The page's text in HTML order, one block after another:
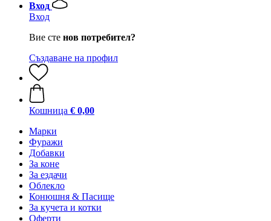
Вход
Вход
Вие сте нов потребител?
Създаване на профил
Кошница € 0,00
Марки
Фуражи
Добавки
За коне
За ездачи
Облекло
Конюшня & Пасище
За кучета и котки
Оферти